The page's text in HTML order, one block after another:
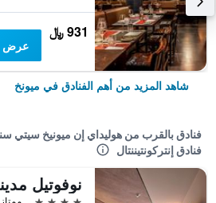
931 ﷼
عرض
شاهد المزيد من أهم الفنادق في ميونخ
فنادق بالقرب من هوليداي إن ميونيخ سيتي
فنادق إنتركونتيننتال
ممتاز 8.4